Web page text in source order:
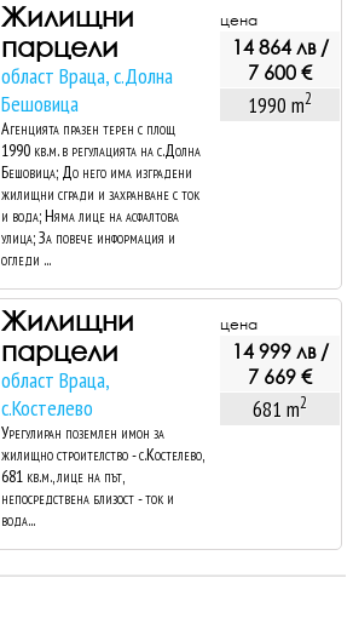
Жилищни
парцели
област Враца, с.Долна
Бешовица
Агенцията празен терен с площ
1990 кв.м. в регулацията на с.Долна
Бешовица; До него има изградени
жилищни сгради и захранване с ток
и вода; Няма лице на асфалтова
улица; За повече информация и
огледи ...
цена
14 864 лв /
7 600 €
1990 m2
Жилищни
парцели
област Враца,
с.Костелево
Урегулиран поземлен имон за
жилищно строителство - с.Костелево,
681 кв.м., лице на път,
непосредствена близост - ток и
вода...
цена
14 999 лв /
7 669 €
681 m2